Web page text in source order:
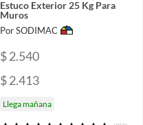
Estuco Exterior 25 Kg Para
Muros
Por SODIMAC
$ 2.540
$ 2.413
Llega mañana